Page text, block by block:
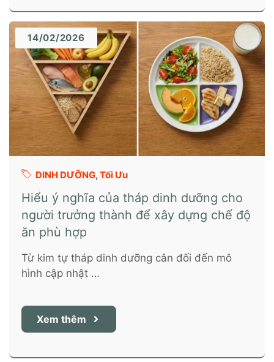
14/02/2026
DINH DƯỠNG,Tối Ưu
Hiểu ý nghĩa của tháp dinh dưỡng cho
người trưởng thành để xây dựng chế độ
ăn phù hợp
Từ kim tự tháp dinh dưỡng cân đối đến mô
hình cập nhật …
Xem thêm